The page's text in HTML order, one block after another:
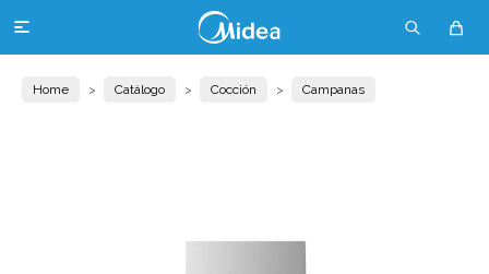

Home Catálogo Cocción Campanas